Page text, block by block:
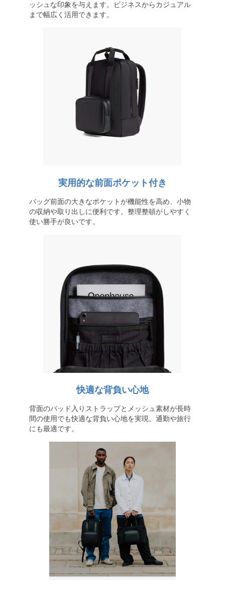
ッシュな印象を与えます。ビジネスからカジュアル
まで幅広く活用できます。
実用的な前面ポケット付き
バッグ前面の大きなポケットが機能性を高め、小物
の収納や取り出しに便利です。整理整頓がしやすく
使い勝手が良いです。
快適な背負い心地
背面のパッド入りストラップとメッシュ素材が長時
間の使用でも快適な背負い心地を実現。通勤や旅行
にも最適です。